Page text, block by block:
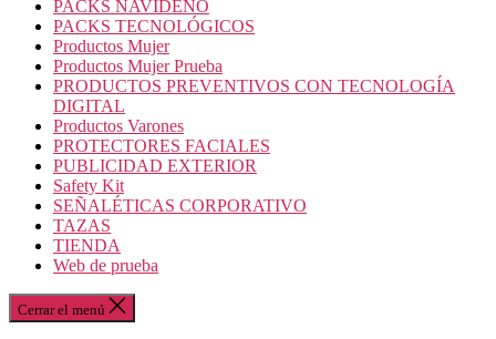
PACKS NAVIDEÑO
PACKS TECNOLÓGICOS
Productos Mujer
Productos Mujer Prueba
PRODUCTOS PREVENTIVOS CON TECNOLOGÍA
DIGITAL
Productos Varones
PROTECTORES FACIALES
PUBLICIDAD EXTERIOR
Safety Kit
SEÑALÉTICAS CORPORATIVO
TAZAS
TIENDA
Web de prueba
Cerrar el menú